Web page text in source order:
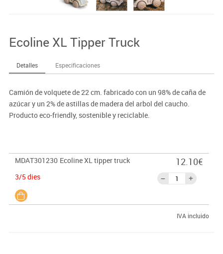
Ecoline XL Tipper Truck
Detalles Especificaciones
Camión de volquete de 22 cm. fabricado con un 98% de caña de
azúcar y un 2% de astillas de madera del arbol del caucho.
Producto eco-friendly, sostenible y reciclable.
MDAT301230 Ecoline XL tipper truck
3/5 dies
12.10€
IVA incluido